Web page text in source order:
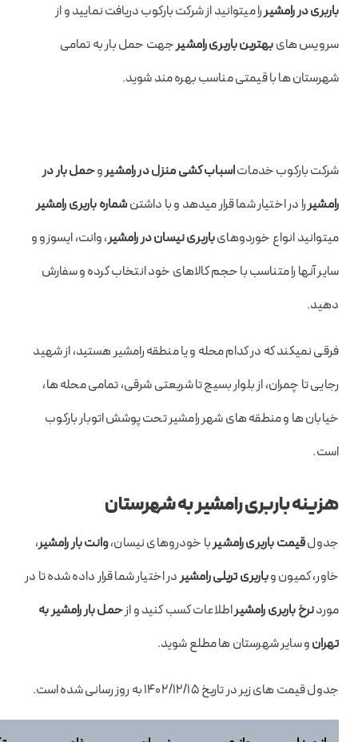
باربری در رامشیررا میتوانید از شرکت بارکوب دریافت نمایید و از
سرویس هایبهترین باربری رامشیرجهت حمل بار به تمامی
شهرستان ها با قیمتی مناسب بهره مند شوید.
شرکت بارکوب خدماتاسباب کشی منزل در رامشیروحمل بار در
رامشیررا در اختیار شما قرار میدهد و با داشتنشماره باربری رامشیر
میتوانید انواع خوردوهایباربری نیسان در رامشیر، وانت، ایسوزو و
سایر آنها را متناسب با حجم کالاهای خود انتخاب کرده و سفارش
دهید.
فرقی نمیکند که در کدام محله و یا منطقه رامشیر هستید، از شهید
رجایی تا چمران، از بلوار بسیج تا شریعتی شرقی، تمامی محله ها،
خیابان ها و منطقه های شهر رامشیر تحت پوشش اتوبار بارکوب
است.
هزینه باربری رامشیر به شهرستان
جدولقیمت باربری رامشیربا خودروهای نیسان،وانت بار رامشیر،
خاور،‌ کمیون وباربری تریلی رامشیردر اختیار شما قرار داده شده تا در
موردنرخ باربری رامشیراطلاعات کسب کنید و ازحمل بار رامشیر به
تهرانو سایر شهرستان ها مطلع شوید.
جدول قیمت های زیر در تاریخ ۱۴۰۲/۱۲/۱۵ به روز رسانی شده است.